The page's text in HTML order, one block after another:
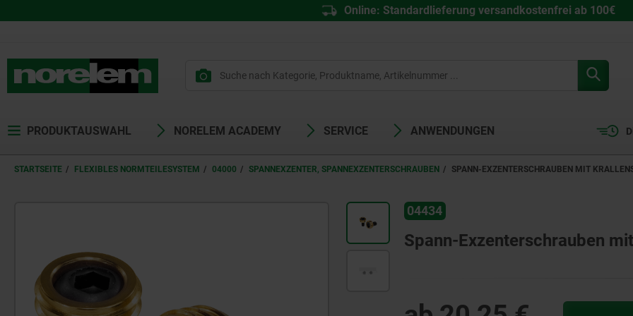
Online: Standardlieferung versandkostenfrei ab 100€
PRODUKTAUSWAHL NORELEM ACADEMY SERVICE ANWENDUNGEN
STARTSEITE FLEXIBLES NORMTEILESYSTEM 04000 SPANNEXZENTER, SPANNEXZENTERSCHRAUBEN SPANN-EXZENTERSCHRAUBEN MIT
04434
Spann-Exzenterschrauben